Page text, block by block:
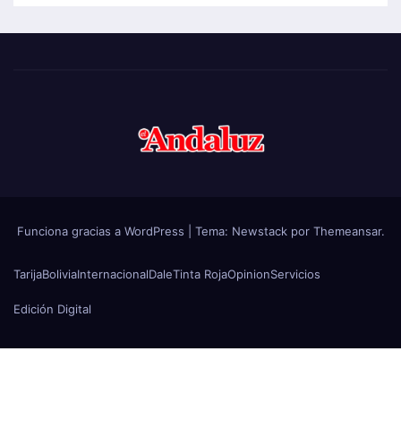
Funciona gracias a WordPress Tema: Newstackpor Themeansar.
TarijaBoliviaInternacionalDaleTinta RojaOpinionServicios
Edición Digital